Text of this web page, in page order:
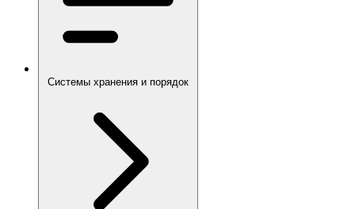
Системы хранения и порядок